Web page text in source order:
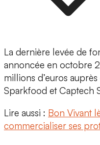
La dernière levée de
annoncée en octobre
millions d’euros
Sparkfood et Captech
Lire aussi : Bon Vivant
commercialiser ses